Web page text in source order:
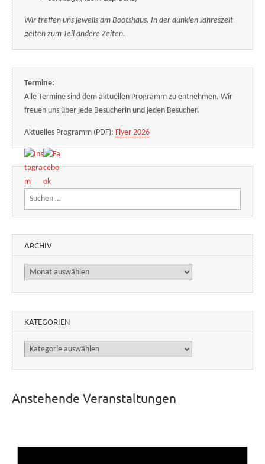
Wir treffen uns jeweils am Bootshaus. In der dunklen Jahreszeit
gelten zum Teil andere Zeiten.
Termine:
Alle Termine sind dem aktuellen Programm zu entnehmen. Wir
freuen uns über jede Besucherin und jeden Besucher.
Aktuelles Programm (PDF): Flyer 2026
Suchen nach:
ARCHIV
Archiv
KATEGORIEN
Kategorien
Anstehende Veranstaltungen